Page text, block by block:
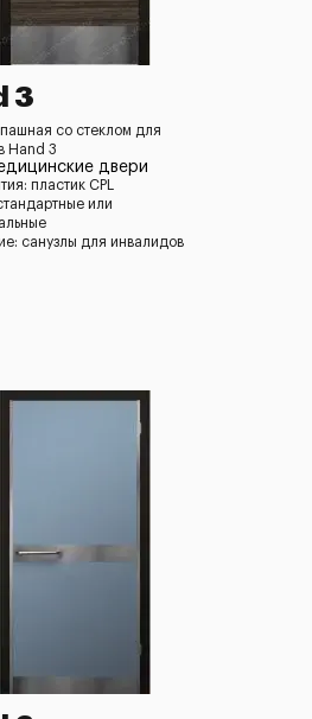
3
со стеклом для
Hand 3
двери
пластик CPL
или
санузлы для инвалидов